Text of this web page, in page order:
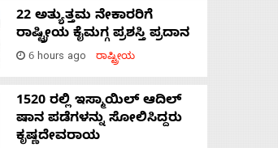
22 ಅತ್ಯುತ್ತಮ ನೇಕಾರರಿಗೆ
ರಾಷ್ಟ್ರೀಯ ಕೈಮಗ್ಗ ಪ್ರಶಸ್ತಿ ಪ್ರದಾನ
6 hours ago ರಾಷ್ಟ್ರೀಯ
1520 ರಲ್ಲಿ ಇಸ್ಮಾಯಿಲ್ ಆದಿಲ್
ಷಾನ ಪಡೆಗಳನ್ನು ಸೋಲಿಸಿದ್ದರು
ಕೃಷ್ಣದೇವರಾಯ